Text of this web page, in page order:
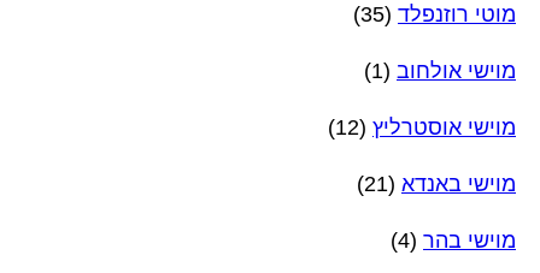
מוטי רוזנפלד (35)
מוישי אולחוב (1)
מוישי אוסטרליץ (12)
מוישי באנדא (21)
מוישי בהר (4)